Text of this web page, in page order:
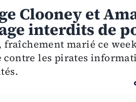
Clooney et
interdits de
fraîchement marié ce
contre les pirates